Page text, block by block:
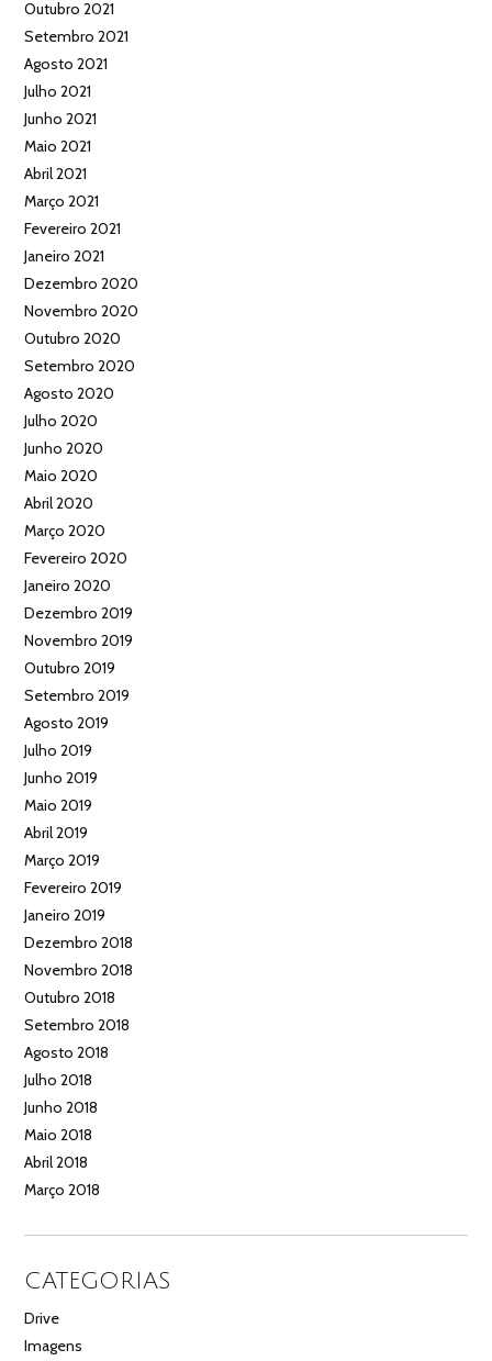
Outubro 2021
Setembro 2021
Agosto 2021
Julho 2021
Junho 2021
Maio 2021
Abril 2021
Março 2021
Fevereiro 2021
Janeiro 2021
Dezembro 2020
Novembro 2020
Outubro 2020
Setembro 2020
Agosto 2020
Julho 2020
Junho 2020
Maio 2020
Abril 2020
Março 2020
Fevereiro 2020
Janeiro 2020
Dezembro 2019
Novembro 2019
Outubro 2019
Setembro 2019
Agosto 2019
Julho 2019
Junho 2019
Maio 2019
Abril 2019
Março 2019
Fevereiro 2019
Janeiro 2019
Dezembro 2018
Novembro 2018
Outubro 2018
Setembro 2018
Agosto 2018
Julho 2018
Junho 2018
Maio 2018
Abril 2018
Março 2018
CATEGORIAS
Drive
Imagens